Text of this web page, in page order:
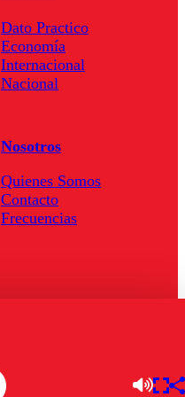
Dato Practico
Economía
Internacional
Nacional
Nosotros
Quienes Somos
Contacto
Frecuencias